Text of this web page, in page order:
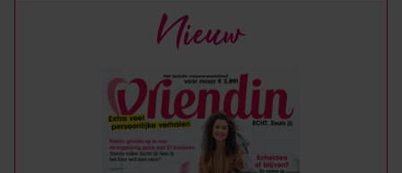
Nieuw